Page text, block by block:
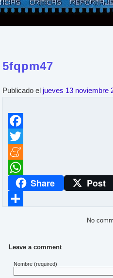
5fqpm47
Publicado el jueves 13 noviembre
Facebook
Twitter
Meneame
WhatsAppShare Post
No
Leave a comment
Nombre (required)